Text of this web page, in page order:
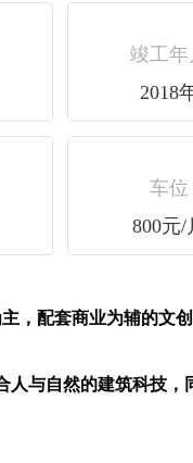
竣工年
2018
车位
800元/
，配套商业为辅的文创
与自然的建筑科技